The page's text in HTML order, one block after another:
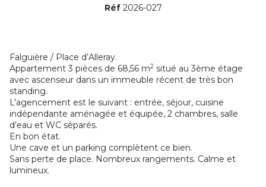
Réf 2026-027
Falguière / Place d’Alleray.
Appartement 3 pièces de 68,56 m2 situé au 3ème étage
avec ascenseur dans un immeuble récent de très bon
standing.
L’agencement est le suivant : entrée, séjour, cuisine
indépendante aménagée et équipée, 2 chambres, salle
d’eau et WC séparés.
En bon état.
Une cave et un parking complètent ce bien.
Sans perte de place. Nombreux rangements. Calme et
lumineux.